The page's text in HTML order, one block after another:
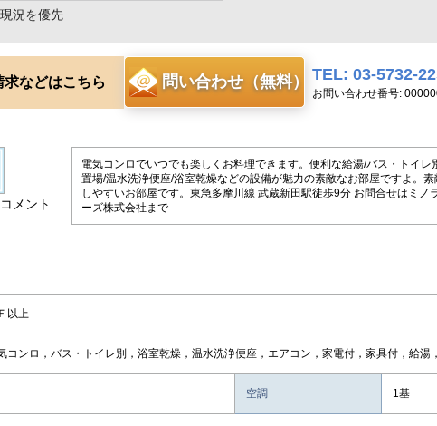
現況を優先
求などはこちら 問い合わせ（無料） TEL: 03-5732-
お問い合わせ番号:
メント
電気コンロでいつでも楽しくお料理できます。便利な給湯/バス・トイレ
置場/温水洗浄便座/浴室乾燥などの設備が魅力の素敵なお部屋ですよ。
しやすいお部屋です。東急多摩川線 武蔵新田駅徒歩9分 お問合せはミノ
ーズ株式会社まで
以上
コンロ，バス・トイレ別，浴室乾燥，温水洗浄便座，エアコン，家電付，家具付，給湯
空調 1基